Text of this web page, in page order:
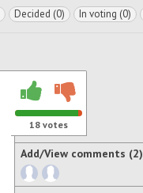
Decided (0) In voting (0)
18 votes
Add/View comments (2)